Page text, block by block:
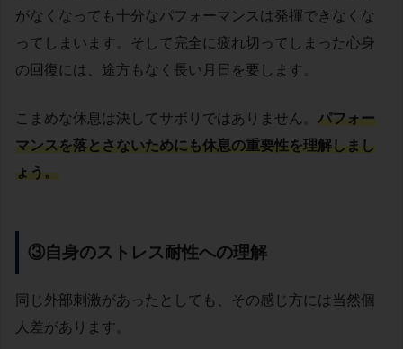
がなくなっても十分なパフォーマンスは発揮できなくな
ってしまいます。そして完全に疲れ切ってしまった心身
の回復には、途方もなく長い月日を要します。
こまめな休息は決してサボりではありません。 パフォー
マンスを落とさないためにも休息の重要性を理解しまし
ょう。
③自身のストレス耐性への理解
同じ外部刺激があったとしても、その感じ方には当然個
人差があります。